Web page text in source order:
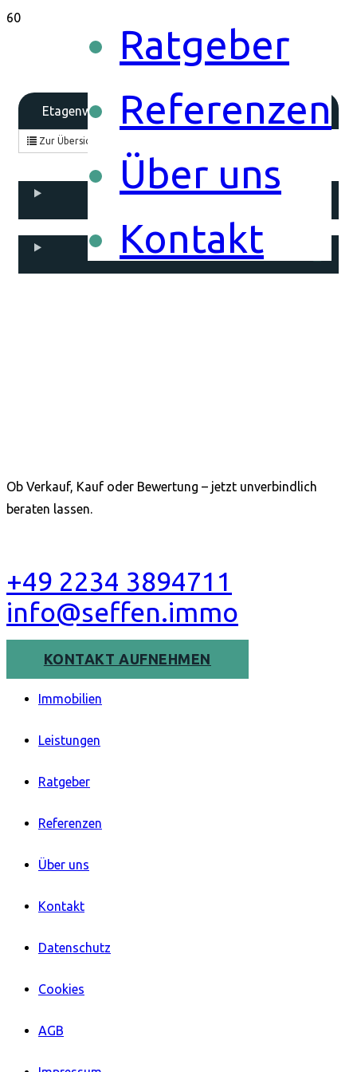
Ratgeber
Referenzen
Über uns
Kontakt
Etagenwohnung 50765 Köln
Zur Übersicht
Objekt­beschreibung
Lage
Ob Verkauf, Kauf oder Bewertung – jetzt unverbindlich
beraten lassen.
+49 2234 3894711
info@seffen.immo
KONTAKT AUFNEHMEN
Immobilien
Leistungen
Ratgeber
Referenzen
Über uns
Kontakt
Datenschutz
Cookies
AGB